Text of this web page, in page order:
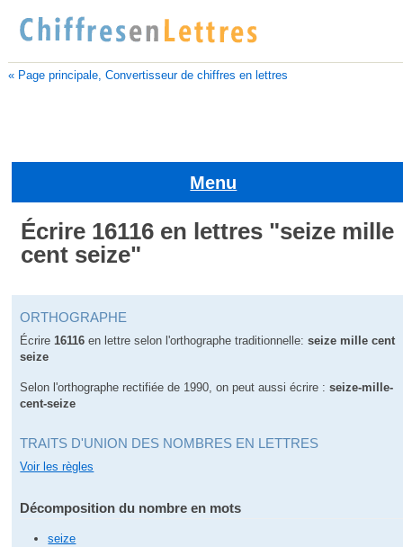
« Page principale, Convertisseur de chiffres en lettres
Menu
Écrire 16116 en lettres "seize mille
cent seize"
ORTHOGRAPHE
Écrire16116 en lettre selon l'orthographe traditionnelle:seize mille cent
seize
Selon l'orthographe rectifiée de 1990, on peut aussi écrire :seize-mille-
cent-seize
TRAITS D'UNION DES NOMBRES EN LETTRES
Voir les règles
Décomposition du nombre en mots
seize